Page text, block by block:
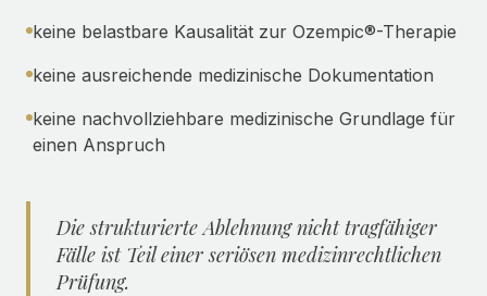
keine belastbare Kausalität zur Ozempic®-Therapie
keine ausreichende medizinische Dokumentation
keine nachvollziehbare medizinische Grundlage für
einen Anspruch
Die strukturierte Ablehnung nicht tragfähiger
Fälle ist Teil einer seriösen medizinrechtlichen
Prüfung.